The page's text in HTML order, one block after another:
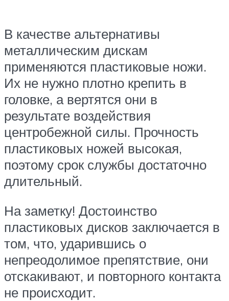
В качестве альтернативы
металлическим дискам
применяются пластиковые ножи.
Их не нужно плотно крепить в
головке, а вертятся они в
результате воздействия
центробежной силы. Прочность
пластиковых ножей высокая,
поэтому срок службы достаточно
длительный.
На заметку! Достоинство
пластиковых дисков заключается в
том, что, ударившись о
непреодолимое препятствие, они
отскакивают, и повторного контакта
не происходит.